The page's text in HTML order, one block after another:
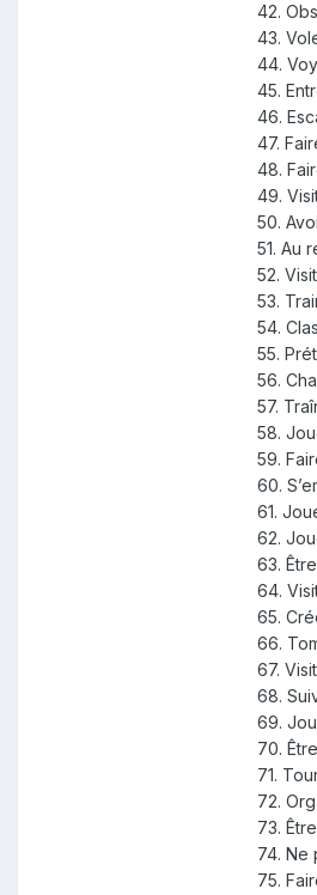
42.
43.
44.
45.
46.
47.
48.
49.
50.
51. Au
52.
53.
54.
55.
56.
57.
58.
59.
60.
61.
62.
63.
64.
65.
66.
67.
68.
69.
70.
71.
72.
73.
74. Ne
75.